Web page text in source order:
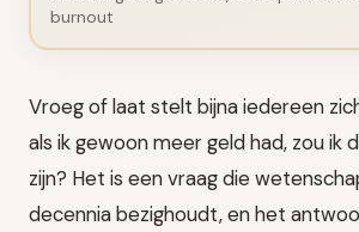
burnout
Vroeg of laat stelt bijna iedereen
als ik gewoon meer geld had, zou ik
zijn? Het is een vraag die
decennia bezighoudt, en het